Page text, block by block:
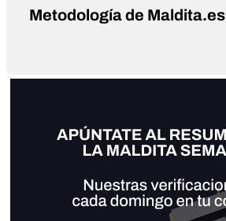
Metodología de Maldita.es